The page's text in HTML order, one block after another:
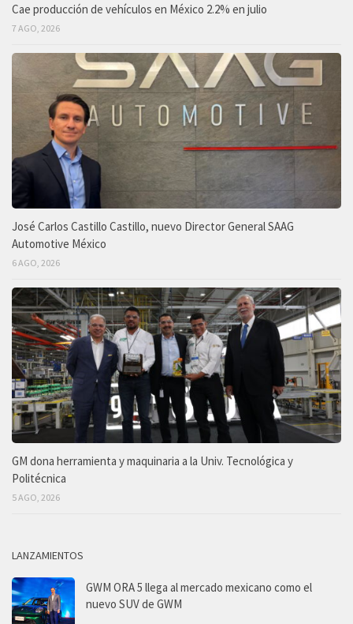
Cae producción de vehículos en México 2.2% en julio
7 AGO, 2026
José Carlos Castillo Castillo, nuevo Director General SAAG
Automotive México
6 AGO, 2026
GM dona herramienta y maquinaria a la Univ. Tecnológica y
Politécnica
5 AGO, 2026
LANZAMIENTOS
GWM ORA 5 llega al mercado mexicano como el
nuevo SUV de GWM